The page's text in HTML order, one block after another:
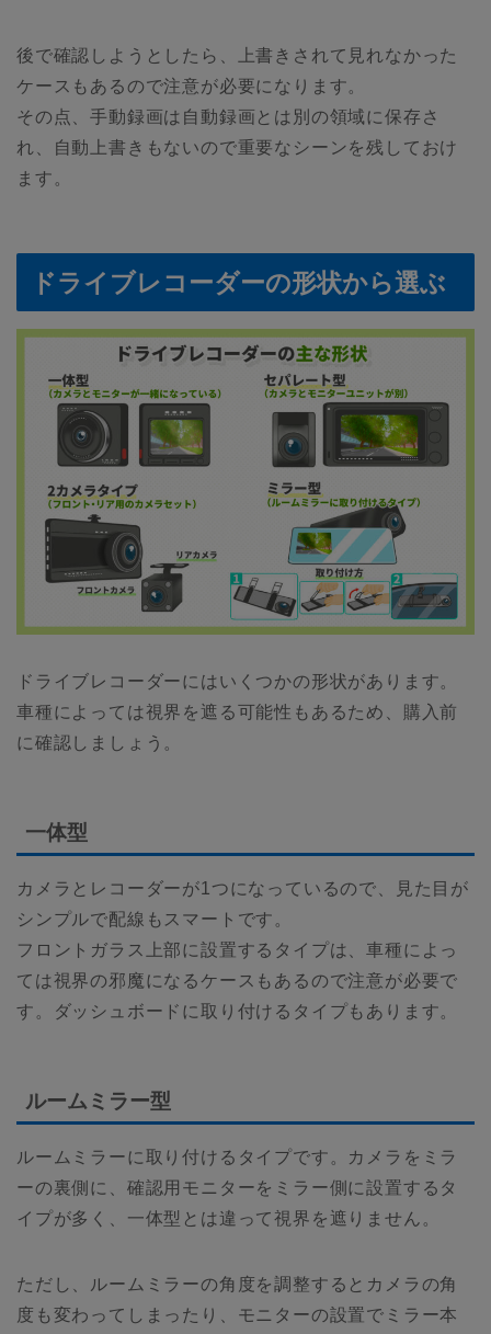
後で確認しようとしたら、上書きされて見れなかった
ケースもあるので注意が必要になります。
その点、手動録画は自動録画とは別の領域に保存さ
れ、自動上書きもないので重要なシーンを残しておけ
ます。
ドライブレコーダーの形状から選ぶ
ドライブレコーダーにはいくつかの形状があります。
車種によっては視界を遮る可能性もあるため、購入前
に確認しましょう。
一体型
カメラとレコーダーが1つになっているので、見た目が
シンプルで配線もスマートです。
フロントガラス上部に設置するタイプは、車種によっ
ては視界の邪魔になるケースもあるので注意が必要で
す。ダッシュボードに取り付けるタイプもあります。
ルームミラー型
ルームミラーに取り付けるタイプです。カメラをミラ
ーの裏側に、確認用モニターをミラー側に設置するタ
イプが多く、一体型とは違って視界を遮りません。
ただし、ルームミラーの角度を調整するとカメラの角
度も変わってしまったり、モニターの設置でミラー本